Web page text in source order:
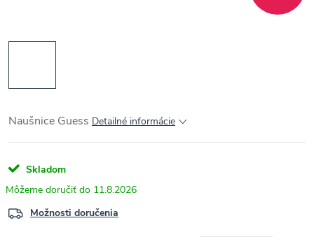
Naušnice Guess Detailné informácie
Skladom
11.8.2026
Možnosti doručenia